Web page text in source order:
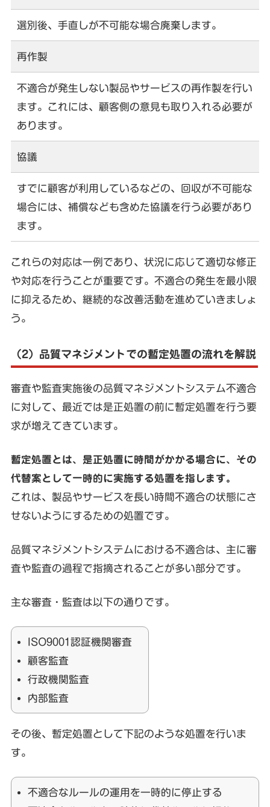
選別後、手直しが不可能な場合廃棄します。
再作製
不適合が発生しない製品やサービスの再作製を行い
ます。これには、顧客側の意見も取り入れる必要が
あります。
協議
すでに顧客が利用しているなどの、回収が不可能な
場合には、補償なども含めた協議を行う必要があり
ます。
これらの対応は一例であり、状況に応じて適切な修正
や対応を行うことが重要です。不適合の発生を最小限
に抑えるため、継続的な改善活動を進めていきましょ
う。
（2）品質マネジメントでの暫定処置の流れを解説
審査や監査実施後の品質マネジメントシステム不適合
に対して、最近では是正処置の前に暫定処置を行う要
求が増えてきています。
暫定処置とは、是正処置に時間がかかる場合に、その
代替案として一時的に実施する処置を指します。
これは、製品やサービスを長い時間不適合の状態にさ
せないようにするための処置です。
品質マネジメントシステムにおける不適合は、主に審
査や監査の過程で指摘されることが多い部分です。
主な審査・監査は以下の通りです。
ISO9001認証機関審査
顧客監査
行政機関監査
内部監査
その後、暫定処置として下記のような処置を行いま
す。
不適合なルールの運用を一時的に停止する